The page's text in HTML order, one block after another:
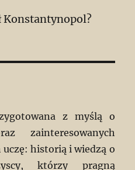
Konstantynopol?
z myślą o
zainteresowanych
historią i wiedzą o
którzy pragną